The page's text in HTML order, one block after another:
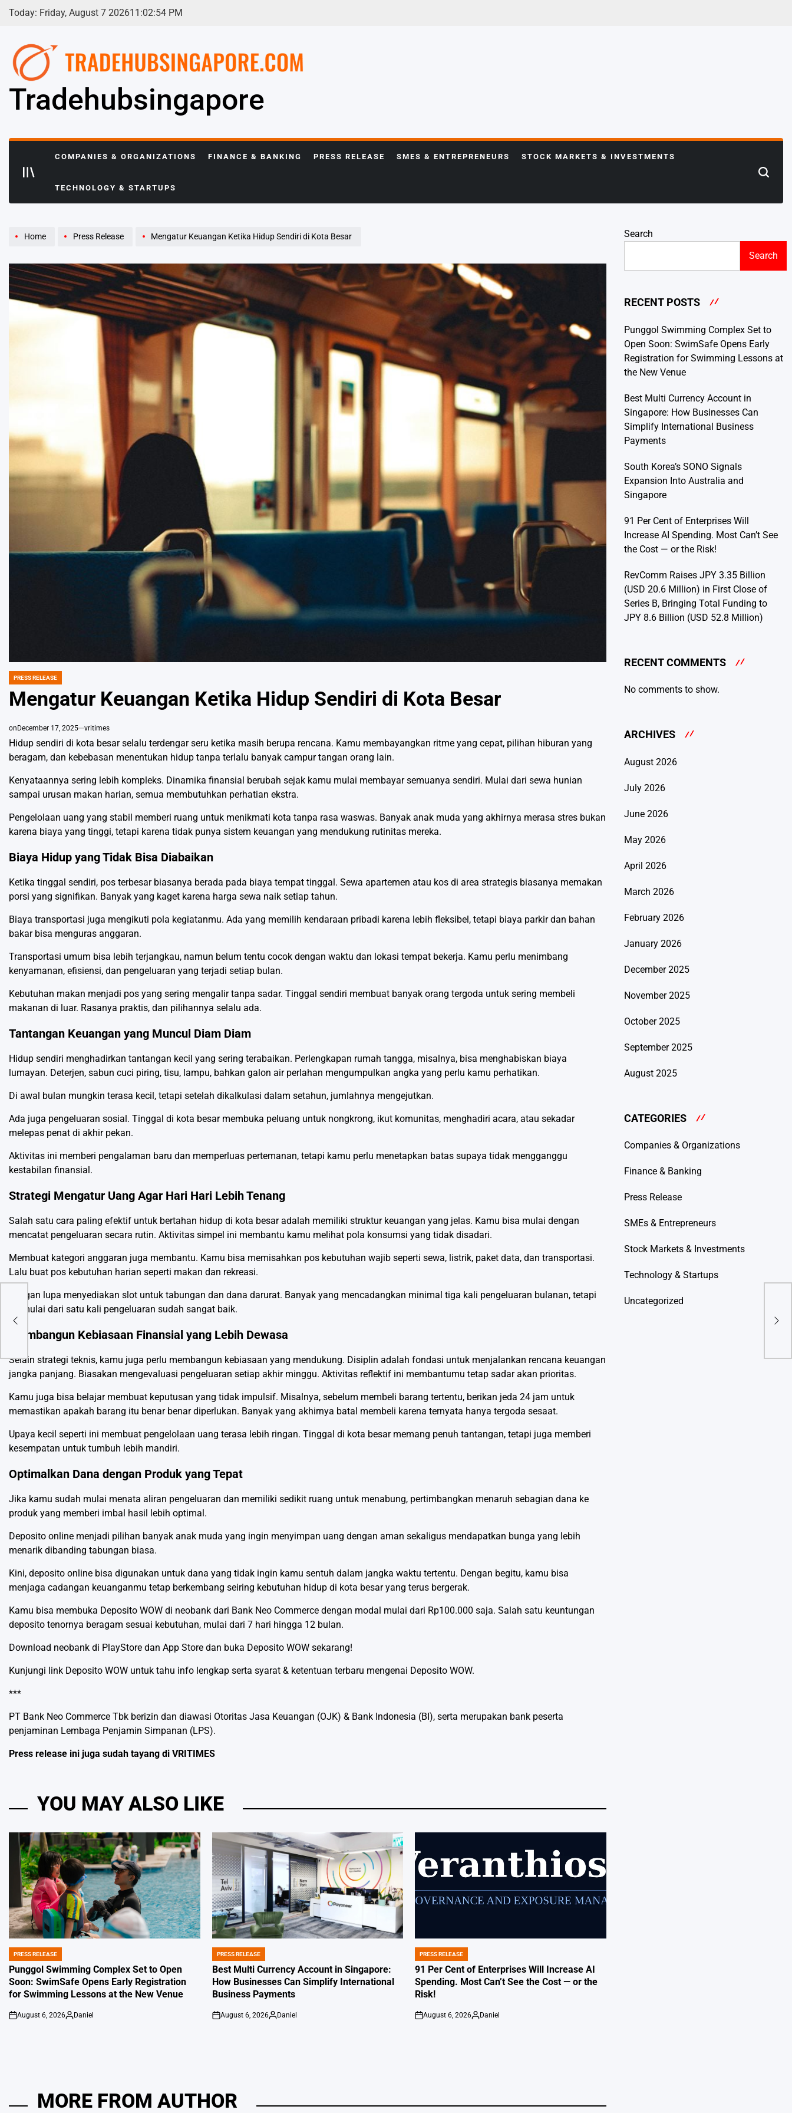
Skip
Today: Friday, August 7 202611 :02:55 PM
Tradehubsingapore
COMPANIES & ORGANIZATIONS FINANCE & BANKING PRESS RELEASE SMES & ENTREPRENEURS STOCK MARKETS & INVESTMENTS
TECHNOLOGY & STARTUPS
Search
Home Press Release Mengatur Keuangan Ketika Hidup Sendiri di Kota Besar
POSTED
IN
PRESS RELEASE
Mengatur Keuangan Ketika Hidup Sendiri di Kota Besar
on December 17, 2025 vritimes
Hidup sendiri di kota besar selalu terdengar seru ketika masih berupa rencana. Kamu membayangkan ritme yang cepat, pilihan hiburan yang
beragam, dan kebebasan menentukan hidup tanpa terlalu banyak campur tangan orang lain.
Kenyataannya sering lebih kompleks. Dinamika finansial berubah sejak kamu mulai membayar semuanya sendiri. Mulai dari sewa hunian
sampai urusan makan harian, semua membutuhkan perhatian ekstra.
Pengelolaan uang yang stabil memberi ruang untuk menikmati kota tanpa rasa waswas. Banyak anak muda yang akhirnya merasa stres bukan
karena biaya yang tinggi, tetapi karena tidak punya sistem keuangan yang mendukung rutinitas mereka.
Biaya Hidup yang Tidak Bisa Diabaikan
Ketika tinggal sendiri, pos terbesar biasanya berada pada biaya tempat tinggal. Sewa apartemen atau kos di area strategis biasanya memakan
porsi yang signifikan. Banyak yang kaget karena harga sewa naik setiap tahun.
Biaya transportasi juga mengikuti pola kegiatanmu. Ada yang memilih kendaraan pribadi karena lebih fleksibel, tetapi biaya parkir dan bahan
bakar bisa menguras anggaran.
Transportasi umum bisa lebih terjangkau, namun belum tentu cocok dengan waktu dan lokasi tempat bekerja. Kamu perlu menimbang
kenyamanan, efisiensi, dan pengeluaran yang terjadi setiap bulan.
Kebutuhan makan menjadi pos yang sering mengalir tanpa sadar. Tinggal sendiri membuat banyak orang tergoda untuk sering membeli
makanan di luar. Rasanya praktis, dan pilihannya selalu ada.
Tantangan Keuangan yang Muncul Diam Diam
Hidup sendiri menghadirkan tantangan kecil yang sering terabaikan. Perlengkapan rumah tangga, misalnya, bisa menghabiskan biaya
lumayan. Deterjen, sabun cuci piring, tisu, lampu, bahkan galon air perlahan mengumpulkan angka yang perlu kamu perhatikan.
Di awal bulan mungkin terasa kecil, tetapi setelah dikalkulasi dalam setahun, jumlahnya mengejutkan.
Ada juga pengeluaran sosial. Tinggal di kota besar membuka peluang untuk nongkrong, ikut komunitas, menghadiri acara, atau sekadar
melepas penat di akhir pekan.
Aktivitas ini memberi pengalaman baru dan memperluas pertemanan, tetapi kamu perlu menetapkan batas supaya tidak mengganggu
kestabilan finansial.
Strategi Mengatur Uang Agar Hari Hari Lebih Tenang
Salah satu cara paling efektif untuk bertahan hidup di kota besar adalah memiliki struktur keuangan yang jelas. Kamu bisa mulai dengan
mencatat pengeluaran secara rutin. Aktivitas simpel ini membantu kamu melihat pola konsumsi yang tidak disadari.
Membuat kategori anggaran juga membantu. Kamu bisa memisahkan pos kebutuhan wajib seperti sewa, listrik, paket data, dan transportasi.
Lalu buat pos kebutuhan harian seperti makan dan rekreasi.
Jangan lupa menyediakan slot untuk tabungan dan dana darurat. Banyak yang mencadangkan minimal tiga kali pengeluaran bulanan, tetapi
memulai dari satu kali pengeluaran sudah sangat baik.
Membangun Kebiasaan Finansial yang Lebih Dewasa
Selain strategi teknis, kamu juga perlu membangun kebiasaan yang mendukung. Disiplin adalah fondasi untuk menjalankan rencana keuangan
jangka panjang. Biasakan mengevaluasi pengeluaran setiap akhir minggu. Aktivitas reflektif ini membantumu tetap sadar akan prioritas.
Kamu juga bisa belajar membuat keputusan yang tidak impulsif. Misalnya, sebelum membeli barang tertentu, berikan jeda 24 jam untuk
memastikan apakah barang itu benar benar diperlukan. Banyak yang akhirnya batal membeli karena ternyata hanya tergoda sesaat.
Upaya kecil seperti ini membuat pengelolaan uang terasa lebih ringan. Tinggal di kota besar memang penuh tantangan, tetapi juga memberi
kesempatan untuk tumbuh lebih mandiri.
Optimalkan Dana dengan Produk yang Tepat
Jika kamu sudah mulai menata aliran pengeluaran dan memiliki sedikit ruang untuk menabung, pertimbangkan menaruh sebagian dana ke
produk yang memberi imbal hasil lebih optimal.
Deposito online menjadi pilihan banyak anak muda yang ingin menyimpan uang dengan aman sekaligus mendapatkan bunga yang lebih
menarik dibanding tabungan biasa.
Kini, deposito online bisa digunakan untuk dana yang tidak ingin kamu sentuh dalam jangka waktu tertentu. Dengan begitu, kamu bisa
menjaga cadangan keuanganmu tetap berkembang seiring kebutuhan hidup di kota besar yang terus bergerak.
Kamu bisa membuka Deposito WOW di neobank dari Bank Neo Commerce dengan modal mulai dari Rp100.000 saja. Salah satu keuntungan
deposito tenornya beragam sesuai kebutuhan, mulai dari 7 hari hingga 12 bulan.
Download neobank di PlayStore dan App Store dan buka Deposito WOW sekarang!
Kunjungi link Deposito WOW untuk tahu info lengkap serta syarat & ketentuan terbaru mengenai Deposito WOW.
***
PT Bank Neo Commerce Tbk berizin dan diawasi Otoritas Jasa Keuangan (OJK) & Bank Indonesia (BI), serta merupakan bank peserta
penjaminan Lembaga Penjamin Simpanan (LPS).
Press release ini juga sudah tayang di VRITIMES
YOU MAY ALSO LIKE
POSTED
IN
PRESS RELEASE
Punggol Swimming Complex Set to Open
Soon: SwimSafe Opens Early Registration
for Swimming Lessons at the New Venue
on
August 6, 2026
Posted
Daniel
POSTED
IN
PRESS RELEASE
Best Multi Currency Account in Singapore:
How Businesses Can Simplify International
Business Payments
on
August 6, 2026
Posted
Daniel
POSTED
IN
PRESS RELEASE
91 Per Cent of Enterprises Will Increase AI
Spending. Most Can’t See the Cost — or the
Risk!
on
August 6, 2026
Posted
Daniel
MORE FROM AUTHOR
Search
Search
RECENT POSTS
Punggol Swimming Complex Set to
Open Soon: SwimSafe Opens Early
Registration for Swimming Lessons at
the New Venue
Best Multi Currency Account in
Singapore: How Businesses Can
Simplify International Business
Payments
South Korea’s SONO Signals
Expansion Into Australia and
Singapore
91 Per Cent of Enterprises Will
Increase AI Spending. Most Can’t See
the Cost — or the Risk!
RevComm Raises JPY 3.35 Billion
(USD 20.6 Million) in First Close of
Series B, Bringing Total Funding to
JPY 8.6 Billion (USD 52.8 Million)
RECENT COMMENTS
No comments to show.
ARCHIVES
August 2026
July 2026
June 2026
May 2026
April 2026
March 2026
February 2026
January 2026
December 2025
November 2025
October 2025
September 2025
August 2025
CATEGORIES
Companies & Organizations
Finance & Banking
Press Release
SMEs & Entrepreneurs
Stock Markets & Investments
Technology & Startups
Uncategorized